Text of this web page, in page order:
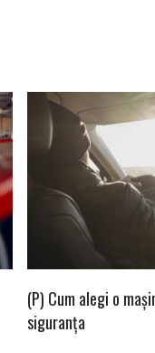
(P) Cum alegi o
siguranța